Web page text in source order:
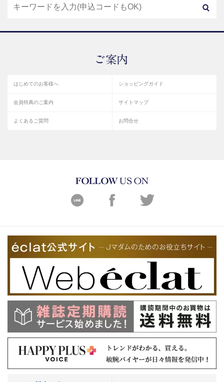
はじめてのお客様へ ショッピングガイド
会員特典のご案内 サイトマップ
よくあるご質問 お問合せ